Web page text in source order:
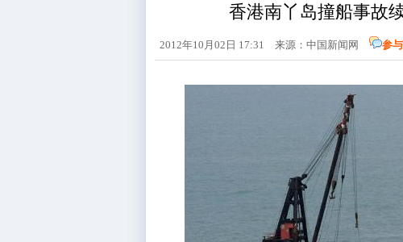
香港南丫岛撞船事故
2012年10月02日 17:31 来源： 中国新闻网 参